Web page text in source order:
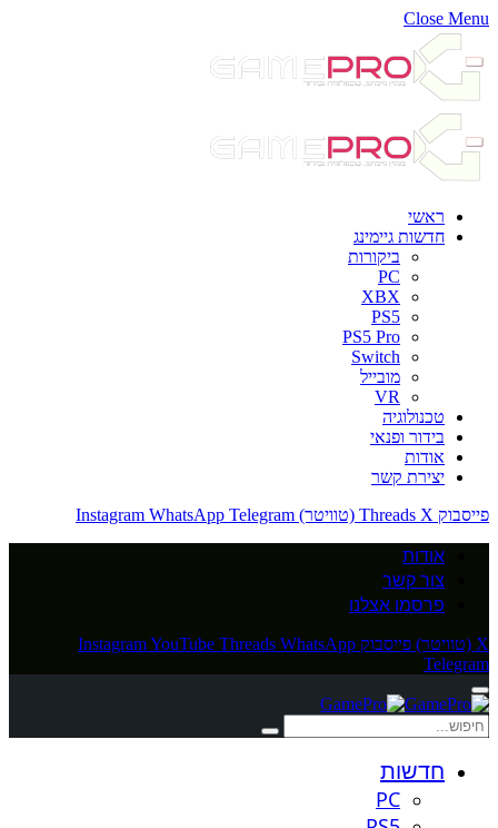
Close Menu
ראשי
חדשות גיימינג
ביקורות
PC
XBX
PS5
PS5 Pro
Switch
מובייל
VR
טכנולוגיה
בידור ופנאי
אודות
יצירת קשר
פייסבוק
Threads X (טוויטר) Instagram WhatsApp Telegram
אודות
צור קשר
פרסמו אצלנו
X (טוויטר) פייסבוק InstagramYouTube Threads WhatsApp
Telegram
חדשות
PC